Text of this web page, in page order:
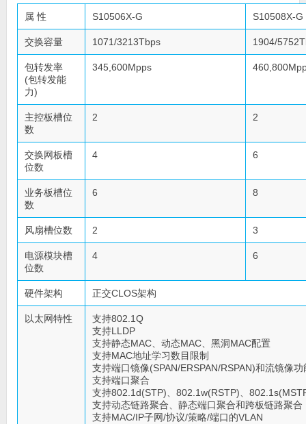
属 性 S10506X-G S10508X-G
交换容量 1071/3213Tbps 1904/
包转发率
(包转发能
力)
345,600Mpps
主控板槽位
数
2 2
交换网板槽
位数
4 6
业务板槽位
数
6 8
风扇槽位数 2 3
电源模块槽
位数
4 6
硬件架构 正交CLOS架构
以太网特性
支持802.1Q
支持LLDP
支持静态MAC、动态MAC、黑洞MAC配置
支持MAC地址学习数目限制
支持端口镜像(SPAN/ERSPAN/RSPAN)和流镜像功
支持端口聚合
支持802.1d(STP)、802.1w(RSTP)、
支持动态链路聚合、静态端口聚合和跨板链路聚合
支持MAC/IP子网/协议/策略/端口的VLAN